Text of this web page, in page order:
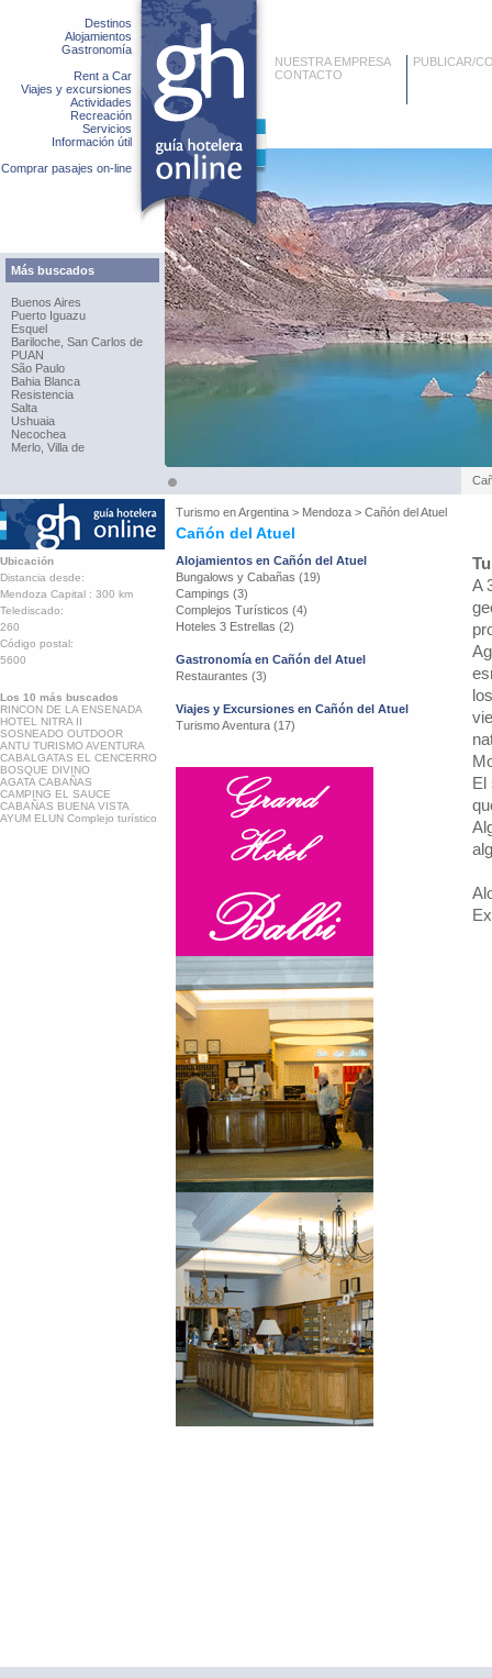
Destinos
Alojamientos
Gastronomía
Rent a Car
Viajes y excursiones
Actividades
Recreación
Servicios
Información útil
Comprar pasajes on-line
Más buscados
Buenos Aires
Puerto Iguazu
Esquel
Bariloche, San Carlos de
PUAN
São Paulo
Bahia Blanca
Resistencia
Salta
Ushuaia
Necochea
Merlo, Villa de
NUESTRA EMPRESA
CONTACTO
PUBLICAR/
Turismo enArgentina > Mendoza > Cañón del Atuel
Cañón del Atuel
Ubicación
Distancia desde:
Mendoza Capital : 300 km
Telediscado:
260
Código postal:
5600
Los 10 más buscados
RINCON DE LA ENSENADA
HOTEL NITRA II
SOSNEADO OUTDOOR
ANTU TURISMO AVENTURA
CABALGATAS EL CENCERRO
BOSQUE DIVINO
AGATA CABAÑAS
CAMPING EL SAUCE
CABAÑAS BUENA VISTA
AYUM ELUN Complejo turístico
Alojamientos en Cañón del Atuel
Bungalows y Cabañas (19)
Campings (3)
Complejos Turísticos (4)
Hoteles 3 Estrellas (2)
Gastronomía en Cañón del Atuel
Restaurantes (3)
Viajes y Excursiones en Cañón del Atuel
Turismo Aventura (17)
A
El